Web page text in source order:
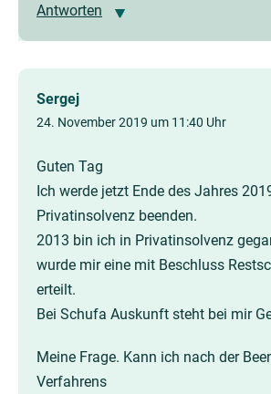
Antworten
Sergej
24. November 2019 um 11:40 Uhr
Guten Tag
Ich werde jetzt Ende des Jahres
Privatinsolvenz beenden.
2013 bin ich in Privatinsolvenz
wurde mir eine mit Beschluss
erteilt.
Bei Schufa Auskunft steht bei mir
Meine Frage. Kann ich nach der
Verfahrens